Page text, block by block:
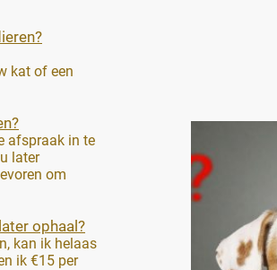
kat of een
afspraak in te
later
om
ophaal?
kan ik helaas
ik €15 per